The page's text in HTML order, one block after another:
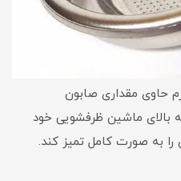
حاوی مقداری صابون
بالای ماشین ظرفشویی خود
به صورت کامل تمیز کند.